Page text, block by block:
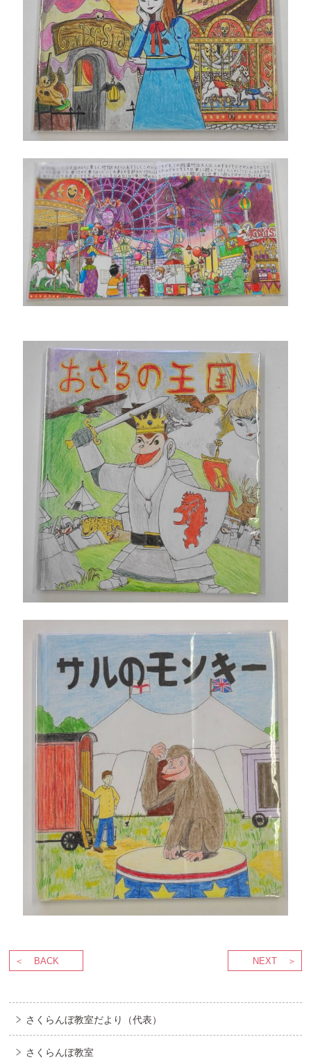
BACK NEXT
さくらんぼ教室だより（代表）
さくらんぼ教室